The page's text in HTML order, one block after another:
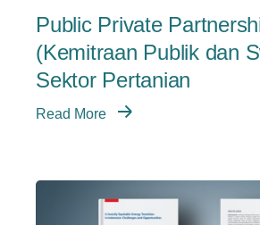
Public Private
(Kemitraan Publik dan
Sektor Pertanian
Read More